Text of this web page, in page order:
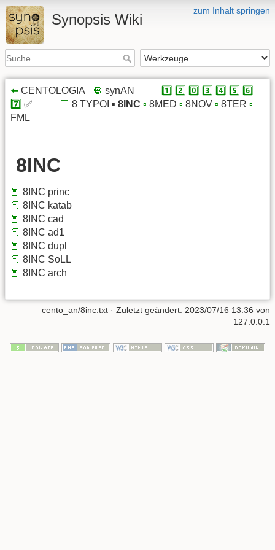
zum Inhalt springen
Synopsis Wiki
⬅️ CENTOLOGIA 🔘 synAN 1️⃣ 2️⃣ 0️⃣ 3️⃣ 4️⃣ 5️⃣ 6️⃣
7️⃣ ✅ ⬜️ 8 TYPOI ▪️ 8INC ▫️ 8MED ▫️ 8NOV ▫️ 8TER ▫️
FML
8INC
📕 8INC princ
📕 8INC katab
📕 8INC cad
📕 8INC ad1
📕 8INC dupl
📕 8INC SoLL
📕 8INC arch
cento_an/8inc.txt · Zuletzt geändert: 2023/07/16 13:36 von
127.0.0.1